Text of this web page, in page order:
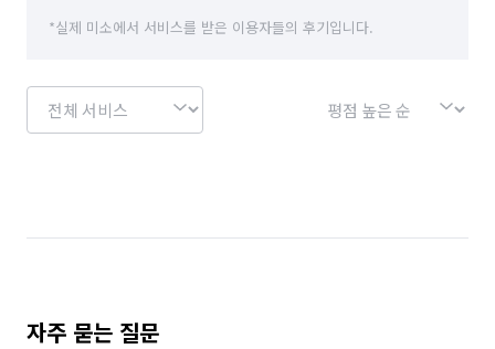
*실제 미소에서 서비스를 받은 이용자들의 후기입니다.
자주 묻는 질문